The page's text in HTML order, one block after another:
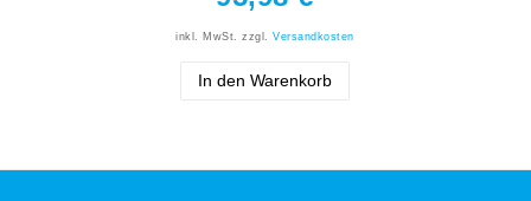
inkl. MwSt. zzgl.Versandkosten
In den Warenkorb